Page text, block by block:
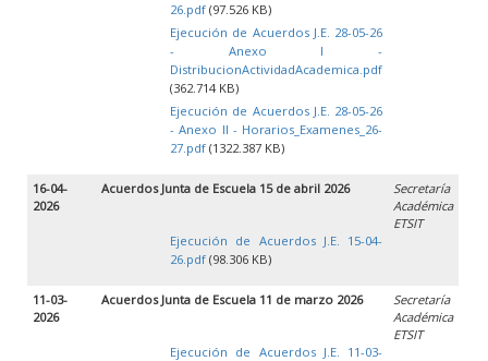
26.pdf (97.526 KB)
Ejecución de Acuerdos J.E. 28-05-26
- Anexo I -
DistribucionActividadAcademica.pdf
(362.714 KB)
Ejecución de Acuerdos J.E. 28-05-26
- Anexo II - Horarios_Examenes_26-
27.pdf (1322.387 KB)
16-04-
2026
Acuerdos Junta de Escuela 15 de abril 2026
Ejecución de Acuerdos J.E. 15-04-
26.pdf (98.306 KB)
Secretaría
Académica
ETSIT
11-03-
2026
Acuerdos Junta de Escuela 11 de marzo 2026
Ejecución de Acuerdos J.E. 11-03-
Secretaría
Académica
ETSIT